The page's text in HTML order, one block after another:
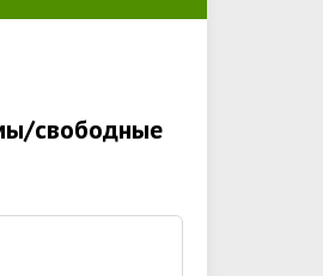
свободные